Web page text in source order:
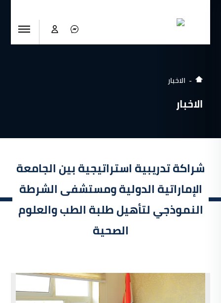
الاخبار
الاخبار
شراكة تدريبية استراتيجية بين الجامعة
الإماراتية الدولية ومستشفى الشرطة
النموذجي لتأهيل طلبة الطب والعلوم
الصحية